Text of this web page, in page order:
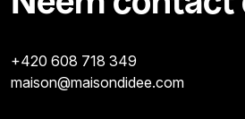
+420 608 718 349
maison@maisondidee.com